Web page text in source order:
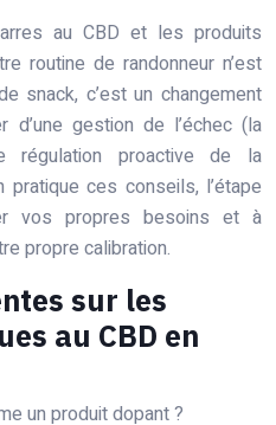
au CBD et les produits
routine de randonneur n’est
snack, c’est un changement
d’une gestion de l’échec (la
régulation proactive de la
ces conseils, l’étape
vos propres besoins et à
propre calibration.
sur les
au CBD en
un produit dopant ?